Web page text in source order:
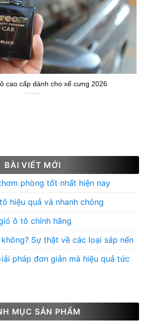
cao cấp dành cho xế cưng 2026
BÀI VIẾT MỚI
phòng tốt nhất hiện nay
hiệu quả và nhanh chóng
ô tô chính hãng
Sự thật về các loại sáp nến
pháp đơn giản mà hiệu quả tức
MỤC SẢN PHẨM